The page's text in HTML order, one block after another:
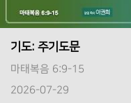
기도: 주기도문
마태복음 6:9-15
2026-07-29